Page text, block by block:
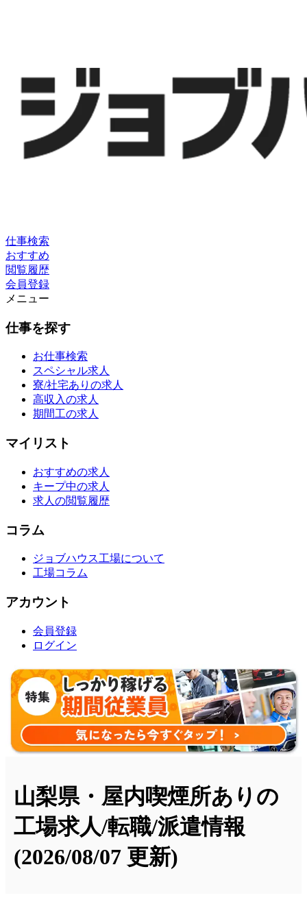
仕事検索
おすすめ
閲覧履歴
会員登録
メニュー
仕事を探す
お仕事検索
スペシャル求人
寮/社宅ありの求人
高収入の求人
期間工の求人
マイリスト
おすすめの求人
キープ中の求人
求人の閲覧履歴
コラム
ジョブハウス工場について
工場コラム
アカウント
会員登録
ログイン
山梨県・屋内喫煙所ありの
工場求人/転職/派遣情報
(2026/08/07 更新)